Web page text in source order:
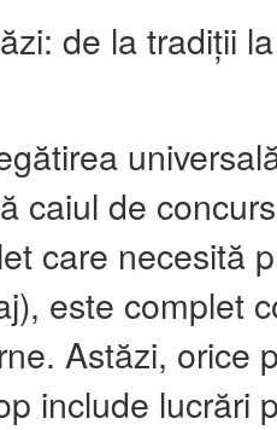
de la tradiții
caiul de
care necesită
este complet
Astăzi, orice
include lucrări